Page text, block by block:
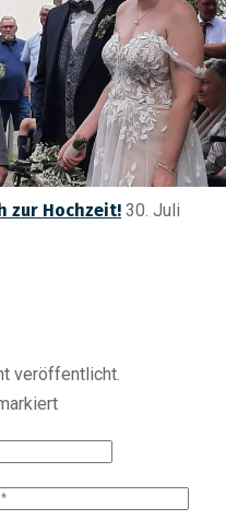
zur Hochzeit! 30. Juli
veröffentlicht.